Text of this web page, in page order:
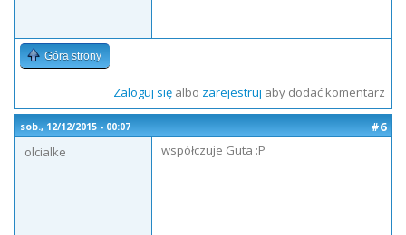
Góra strony
Zaloguj sięalbo zarejestruj aby dodać komentarz
sob., 12/12/2015 - 00:07
#6
olcialke
współczuje Guta :P